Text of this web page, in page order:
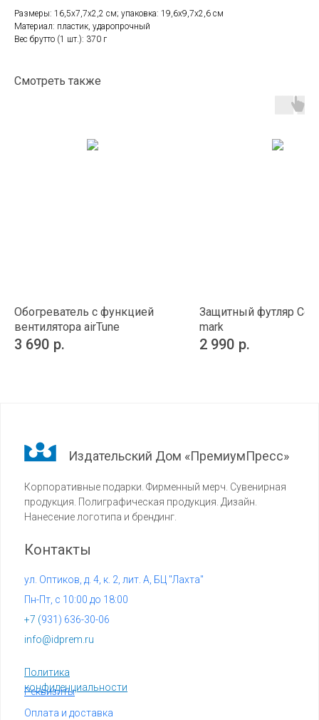
Размеры: 16,5х7,7х2,2 см; упаковка: 19,6x9,7x2,6 см
Материал: пластик, ударопрочный
Вес брутто (1 шт.): 370 г
Смотреть также
Обогреватель с функцией
вентилятора airTune
3 690 р.
Защитный футляр
mark
2 990 р.
Издательский Дом «ПремиумПресс»
Корпоративные подарки. Фирменный мерч. Сувенирная
продукция. Полиграфическая продукция. Дизайн.
Нанесение логотипа и брендинг.
info@idprem.ru
Контакты
Политика
конфиденциальности
+7 (931) 636-30-06
Реквизиты
ул. Оптиков, д. 4, к. 2, лит. А, БЦ "Лахта"
Оплата и доставка
Пн-Пт, с 10:00 до 18:00